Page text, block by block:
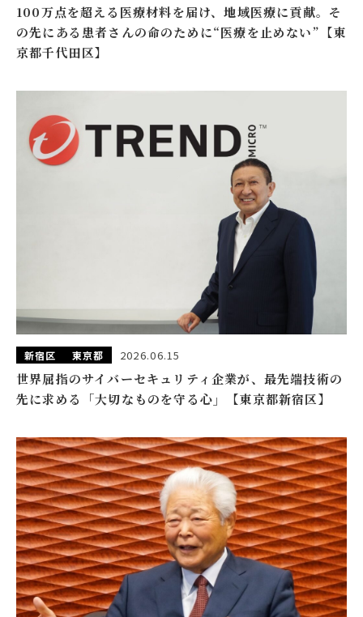
100万点を超える医療材料を届け、地域医療に貢献。そ
の先にある患者さんの命のために“医療を止めない”【東
京都千代田区】
新宿区 東京都 2026.06.15
世界屈指のサイバーセキュリティ企業が、最先端技術の
先に求める「大切なものを守る心」【東京都新宿区】